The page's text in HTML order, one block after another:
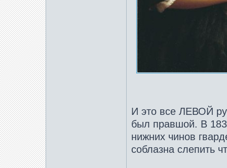
И это все ЛЕВОЙ
был правшой. В
нижних чинов
соблазна слепить